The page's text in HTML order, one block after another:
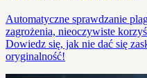
Automatyczne sprawdzanie
zagrożenia, nieoczywiste
Dowiedz się, jak nie dać się
oryginalność!